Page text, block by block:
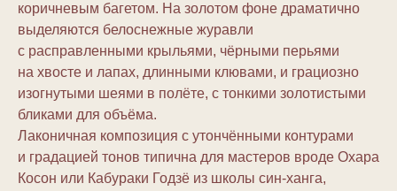
коричневым багетом. На золотом фоне драматично
выделяются белоснежные журавли
с расправленными крыльями, чёрными перьями
на хвосте и лапах, длинными клювами, и грациозно
изогнутыми шеями в полёте, с тонкими золотистыми
бликами для объёма.
Лаконичная композиция с утончёнными контурами
и градацией тонов типична для мастеров вроде Охара
Косон или Кабураки Годзё из школы син-ханга,